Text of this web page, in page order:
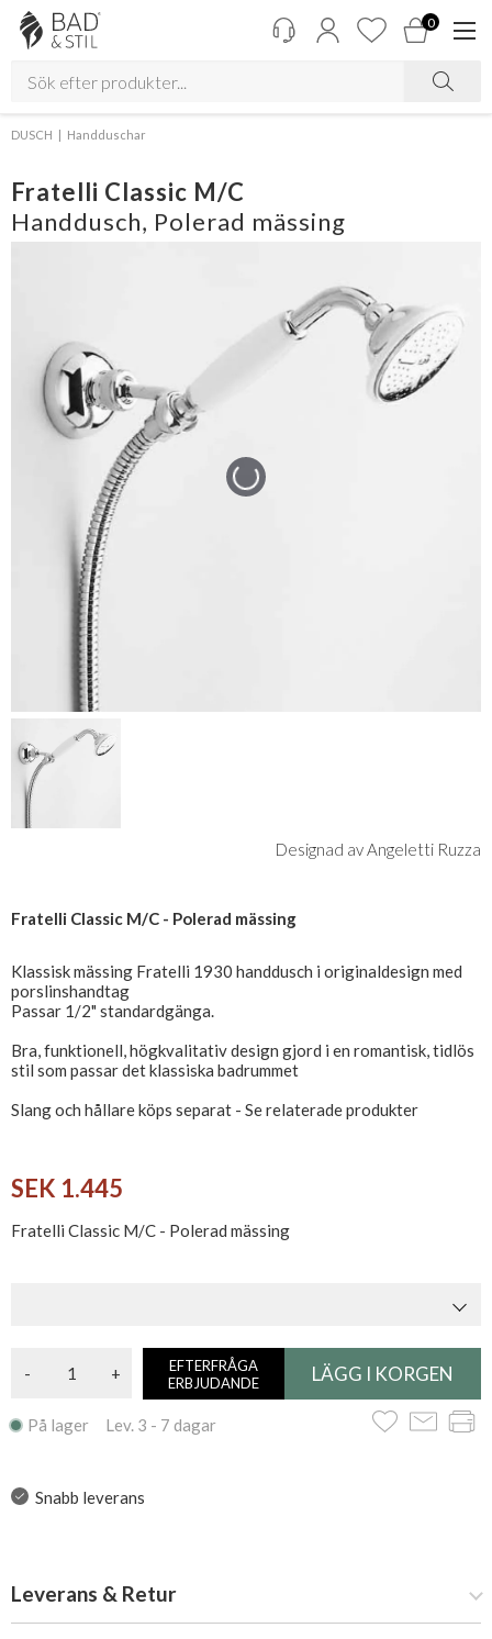
0
DUSCH Handduschar
Fratelli Classic M/C
Handdusch, Polerad mässing
Designad av Angeletti Ruzza
Fratelli Classic M/C - Polerad mässing
Klassisk mässing Fratelli 1930 handdusch i originaldesign med
porslinshandtag
Passar 1/2" standardgänga.
Bra, funktionell, högkvalitativ design gjord i en romantisk, tidlös
stil som passar det klassiska badrummet
Slang och hållare köps separat - Se relaterade produkter
SEK 1.445
Fratelli Classic M/C - Polerad mässing
- +
EFTERFRÅGA
ERBJUDANDE
På lager Lev. 3 - 7 dagar
Snabb leverans
Leverans & Retur